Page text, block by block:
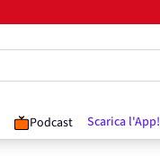
Podcast Scarica l'App!